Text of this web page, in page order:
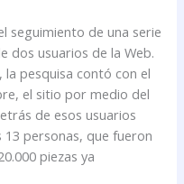
seguimiento de una serie
dos usuarios de la Web.
pesquisa contó con el
el sitio por medio del
de esos usuarios
personas, que fueron
piezas ya